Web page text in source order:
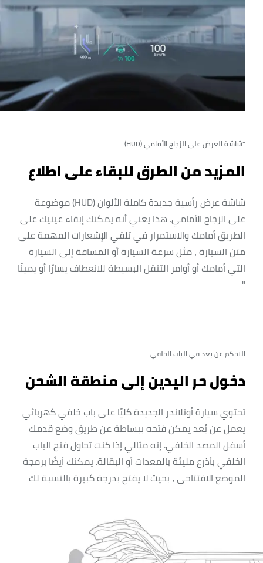
"شاشة العرض على الزجاج الأمامي (HUD)
المزيد من الطرق للبقاء على اطلاع
شاشة عرض رأسية جديدة كاملة الألوان (HUD) موضوعة
على الزجاج الأمامي. هذا يعني أنه يمكنك إبقاء عينيك على
الطريق أمامك والاستمرار في تلقي الإشعارات المهمة على
متن السيارة ، مثل سرعة السيارة أو المسافة إلى السيارة
التي أمامك أو أوامر التنقل البسيطة للانعطاف يسارًا أو يمينًا
"
التحكم عن بعد في الباب الخلفي
دخول حر اليدين إلى منطقة الشحن
تحتوي سيارة أوتلاندر الجديدة كليًا على باب خلفي كهربائي
يعمل عن بُعد يمكن فتحه ببساطة عن طريق وضع قدمك
أسفل المصد الخلفي. إنه مثالي إذا كنت تحاول فتح الباب
الخلفي بأذرع مليئة بالمعدات أو البقالة. يمكنك أيضًا برمجة
الموضع الافتتاحي ، بحيث لا يفتح بدرجة كبيرة بالنسبة لك